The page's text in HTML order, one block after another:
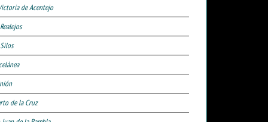
de Acentejo
de la Cruz